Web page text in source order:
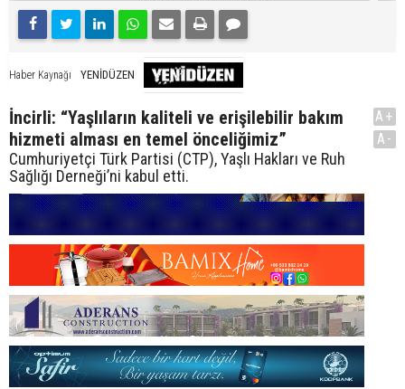
Haber Kaynağı YENİDÜZEN
İncirli: “Yaşlıların kaliteli ve erişilebilir bakım
hizmeti alması en temel önceliğimiz”
Cumhuriyetçi Türk Partisi (CTP), Yaşlı Hakları ve Ruh
Sağlığı Derneği’ni kabul etti.
A+
A-